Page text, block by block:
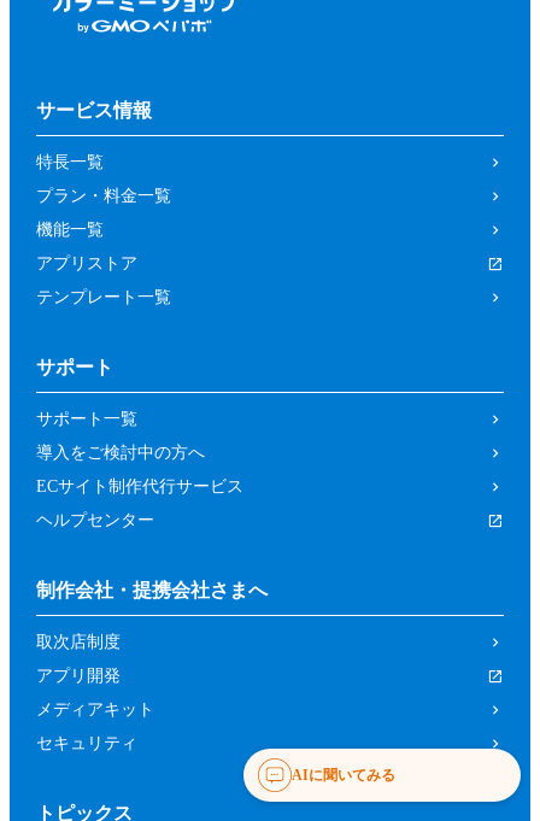
サービス情報
特長一覧
プラン・料金一覧
機能一覧
アプリストア
テンプレート一覧
サポート
サポート一覧
導入をご検討中の方へ
ECサイト制作代行サービス
ヘルプセンター
制作会社・提携会社さまへ
取次店制度
アプリ開発
メディアキット
セキュリティ
トピックス
AIに聞いてみる